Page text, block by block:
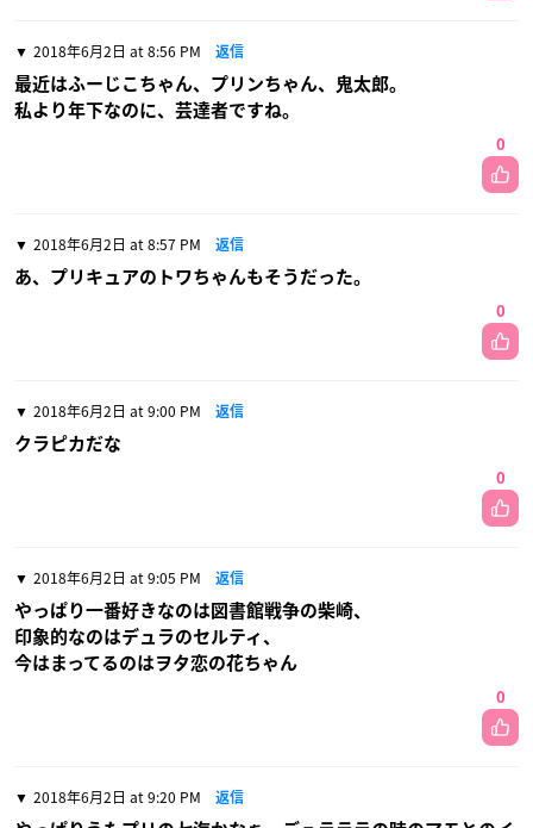
2018年6月2日 at 8:56 PM 返信
最近はふーじこちゃん、プリンちゃん、鬼太郎。
私より年下なのに、芸達者ですね。
0
2018年6月2日 at 8:57 PM 返信
あ、プリキュアのトワちゃんもそうだった。
0
2018年6月2日 at 9:00 PM 返信
クラピカだな
0
2018年6月2日 at 9:05 PM 返信
やっぱり一番好きなのは図書館戦争の柴崎、
印象的なのはデュラのセルティ、
今はまってるのはヲタ恋の花ちゃん
0
2018年6月2日 at 9:20 PM 返信